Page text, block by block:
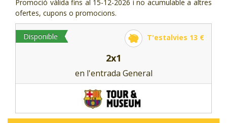
Promoció vàlida fins al 15-12-2026 i no acumulable a altres
ofertes, cupons o promocions.
Disponible T'estalvies 13 €
2x1
en l'entrada General